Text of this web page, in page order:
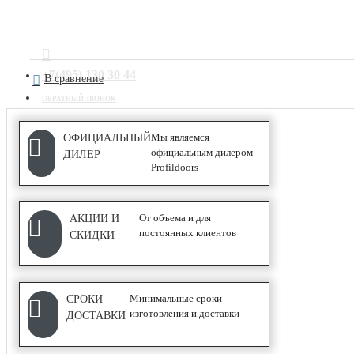
Серия NA
Серия NE
С ПОКРЫТИЕМ UNILACK
АЛЮМИНИЕВЫЕ ПЕРЕГОРОДКИ
Classic
Каскад
+7(495) 130 30 44
ОБРАТНЫЙ ЗВОНОК
В сравнение
ОФИЦИАЛЬНЫЙ
ДИЛЕР
Мы являемся
официальным дилером
Profildoors
АКЦИИ И
СКИДКИ
От объема и для
постоянных клиентов
СРОКИ
ДОСТАВКИ
Минимальные сроки
изготовления и доставки